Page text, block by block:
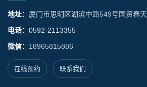
地址： 厦门市思明区湖滨中路549号国贸春天
电话： 0592-2113355
微信： 18965815886
在线预约 联系我们